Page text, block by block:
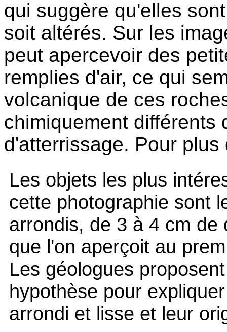
qui suggère qu'elles
soit altérés. Sur les
peut apercevoir des
remplies d'air, ce qui
volcanique de ces
chimiquement différents
d'atterrissage. Pour
Les objets les plus
cette photographie sont
arrondis, de 3 à 4 cm de
que l'on aperçoit au
Les géologues
hypothèse pour
arrondi et lisse et leur